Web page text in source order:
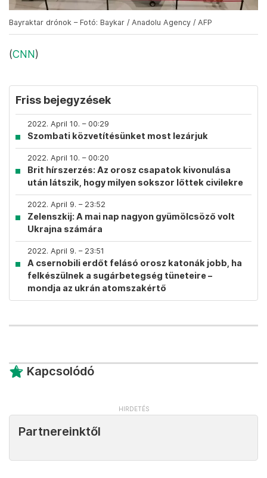
Bayraktar drónok – Fotó: Baykar / Anadolu Agency / AFP
(CNN)
Friss bejegyzések
2022. April 10. – 00:29
Szombati közvetítésünket most lezárjuk
2022. April 10. – 00:20
Brit hírszerzés: Az orosz csapatok kivonulása
után látszik, hogy milyen sokszor lőttek civilekre
2022. April 9. – 23:52
Zelenszkij: A mai nap nagyon gyümölcsöző volt
Ukrajna számára
2022. April 9. – 23:51
A csernobili erdőt felásó orosz katonák jobb, ha
felkészülnek a sugárbetegség tüneteire –
mondja az ukrán atomszakértő
Kapcsolódó
Partnereinktől